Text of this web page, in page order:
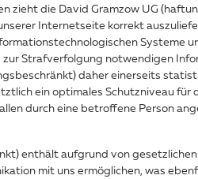
zieht die David Gramzow UG
Internetseite korrekt
Systeme
Strafverfolgung notwendigen
daher einerseits
ein optimales Schutzniveau
durch eine betroffene Person
enthält aufgrund von
mit uns ermöglichen, was